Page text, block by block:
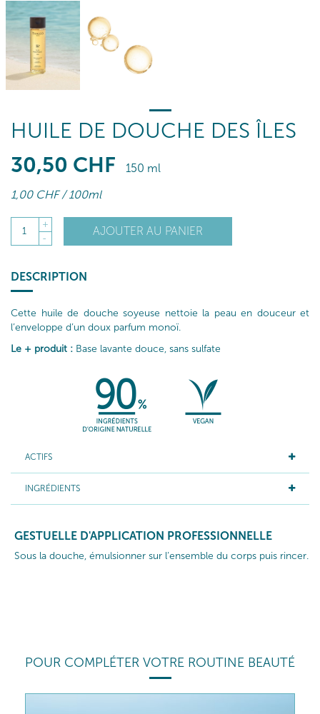
HUILE DE DOUCHE DES ÎLES
30,50 CHF
150 ml
1,00 CHF/ 100ml
1
+
-
AJOUTER AU PANIER
DESCRIPTION
Cette huile de douche soyeuse nettoie la peau en douceur et
l’enveloppe d’un doux parfum monoï.
Le + produit : Base lavante douce, sans sulfate
ACTIFS
INGRÉDIENTS
GESTUELLE D'APPLICATION PROFESSIONNELLE
Sous la douche, émulsionner sur l’ensemble du corps puis rincer.
POUR COMPLÉTER VOTRE ROUTINE BEAUTÉ